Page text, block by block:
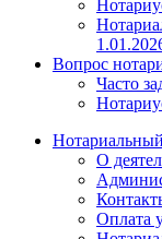
Вопрос
Часто
О
Оплата